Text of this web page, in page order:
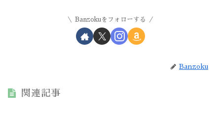
Banzokuをフォローする
Banzoku
関連記事